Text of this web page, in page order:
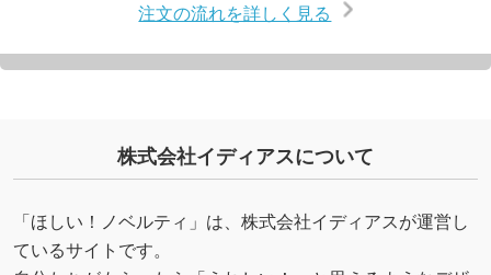
注文の流れを詳しく見る
株式会社イディアスについて
「ほしい！ノベルティ」は、株式会社イディアスが運営し
ているサイトです。